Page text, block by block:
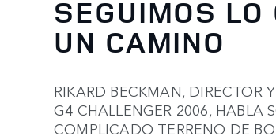
SEGUIMOS
UN CAMINO
RIKARD BECKMAN, DIRECTOR
G4 CHALLENGER 2006, HABLA
COMPLICADO TERRENO DE